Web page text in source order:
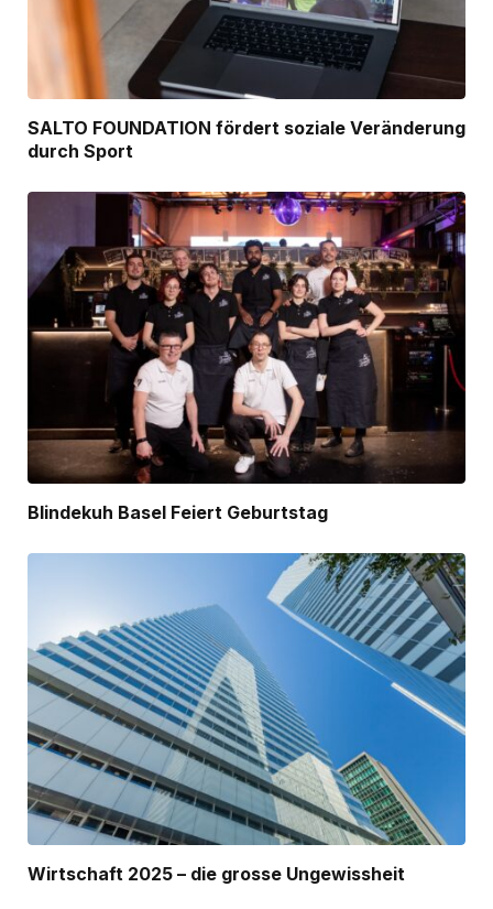
SALTO FOUNDATION fördert soziale Veränderung
durch Sport
Blindekuh Basel Feiert Geburtstag
Wirtschaft 2025 – die grosse Ungewissheit